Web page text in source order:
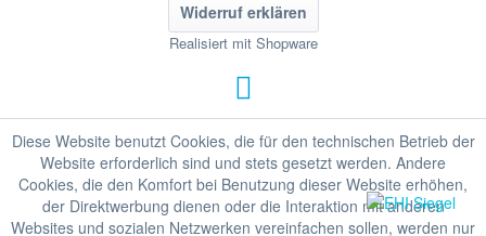
Widerruf erklären
Realisiert mit Shopware
Diese Website benutzt Cookies, die für den technischen Betrieb der
Website erforderlich sind und stets gesetzt werden. Andere
Cookies, die den Komfort bei Benutzung dieser Website erhöhen,
der Direktwerbung dienen oder die Interaktion mit anderen
Websites und sozialen Netzwerken vereinfachen sollen, werden nur